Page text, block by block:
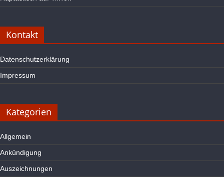
Kontakt
Datenschutzerklärung
Impressum
Kategorien
Allgemein
Ankündigung
Auszeichnungen